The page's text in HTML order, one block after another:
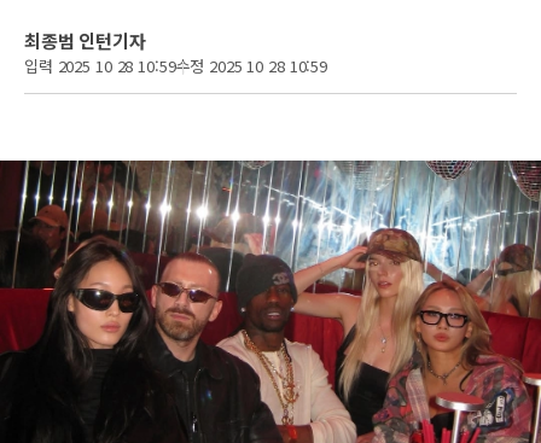
최종범 인턴기자
입력 2025 10 28 10:59수정 2025 10 28 10:59